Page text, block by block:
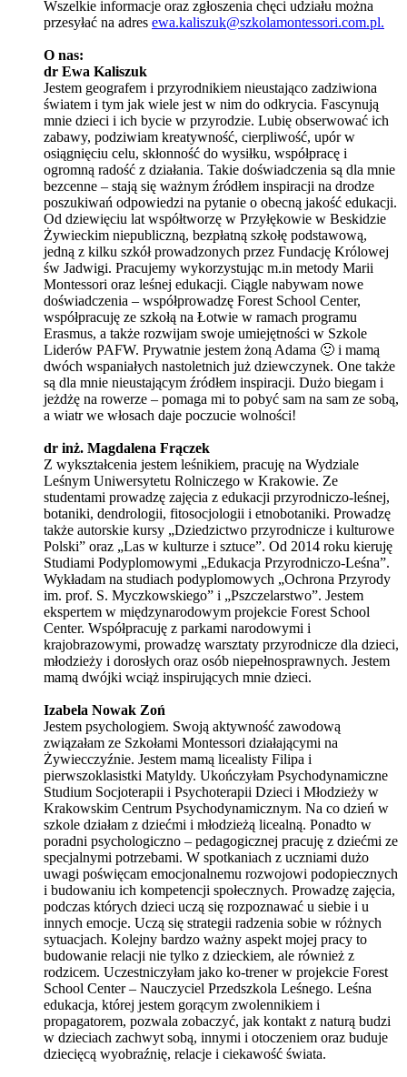
Wszelkie informacje oraz zgłoszenia chęci udziału można
przesyłać na adres ewa.kaliszuk@szkolamontessori.com.pl.
O nas:
dr Ewa Kaliszuk
Jestem geografem i przyrodnikiem nieustająco zadziwiona
światem i tym jak wiele jest w nim do odkrycia. Fascynują
mnie dzieci i ich bycie w przyrodzie. Lubię obserwować ich
zabawy, podziwiam kreatywność, cierpliwość, upór w
osiągnięciu celu, skłonność do wysiłku, współpracę i
ogromną radość z działania. Takie doświadczenia są dla mnie
bezcenne – stają się ważnym źródłem inspiracji na drodze
poszukiwań odpowiedzi na pytanie o obecną jakość edukacji.
Od dziewięciu lat współtworzę w Przyłękowie w Beskidzie
Żywieckim niepubliczną, bezpłatną szkołę podstawową,
jedną z kilku szkół prowadzonych przez Fundację Królowej
św Jadwigi. Pracujemy wykorzystując m.in metody Marii
Montessori oraz leśnej edukacji. Ciągle nabywam nowe
doświadczenia – współprowadzę Forest School Center,
współpracuję ze szkołą na Łotwie w ramach programu
Erasmus, a także rozwijam swoje umiejętności w Szkole
Liderów PAFW. Prywatnie jestem żoną Adama 🙂 i mamą
dwóch wspaniałych nastoletnich już dziewczynek. One także
są dla mnie nieustającym źródłem inspiracji. Dużo biegam i
jeżdżę na rowerze – pomaga mi to pobyć sam na sam ze sobą,
a wiatr we włosach daje poczucie wolności!
dr inż. Magdalena Frączek
Z wykształcenia jestem leśnikiem, pracuję na Wydziale
Leśnym Uniwersytetu Rolniczego w Krakowie. Ze
studentami prowadzę zajęcia z edukacji przyrodniczo-leśnej,
botaniki, dendrologii, fitosocjologii i etnobotaniki. Prowadzę
także autorskie kursy „Dziedzictwo przyrodnicze i kulturowe
Polski” oraz „Las w kulturze i sztuce”. Od 2014 roku kieruję
Studiami Podyplomowymi „Edukacja Przyrodniczo-Leśna”.
Wykładam na studiach podyplomowych „Ochrona Przyrody
im. prof. S. Myczkowskiego” i „Pszczelarstwo”. Jestem
ekspertem w międzynarodowym projekcie Forest School
Center. Współpracuję z parkami narodowymi i
krajobrazowymi, prowadzę warsztaty przyrodnicze dla dzieci,
młodzieży i dorosłych oraz osób niepełnosprawnych. Jestem
mamą dwójki wciąż inspirujących mnie dzieci.
Izabela Nowak Zoń
Jestem psychologiem. Swoją aktywność zawodową
związałam ze Szkołami Montessori działającymi na
Żywiecczyźnie. Jestem mamą licealisty Filipa i
pierwszoklasistki Matyldy. Ukończyłam Psychodynamiczne
Studium Socjoterapii i Psychoterapii Dzieci i Młodzieży w
Krakowskim Centrum Psychodynamicznym. Na co dzień w
szkole działam z dziećmi i młodzieżą licealną. Ponadto w
poradni psychologiczno – pedagogicznej pracuję z dziećmi ze
specjalnymi potrzebami. W spotkaniach z uczniami dużo
uwagi poświęcam emocjonalnemu rozwojowi podopiecznych
i budowaniu ich kompetencji społecznych. Prowadzę zajęcia,
podczas których dzieci uczą się rozpoznawać u siebie i u
innych emocje. Uczą się strategii radzenia sobie w różnych
sytuacjach. Kolejny bardzo ważny aspekt mojej pracy to
budowanie relacji nie tylko z dzieckiem, ale również z
rodzicem. Uczestniczyłam jako ko-trener w projekcie Forest
School Center – Nauczyciel Przedszkola Leśnego. Leśna
edukacja, której jestem gorącym zwolennikiem i
propagatorem, pozwala zobaczyć, jak kontakt z naturą budzi
w dzieciach zachwyt sobą, innymi i otoczeniem oraz buduje
dziecięcą wyobraźnię, relacje i ciekawość świata.